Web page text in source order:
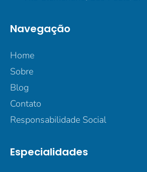
Navegação
Home
Sobre
Blog
Contato
Responsabilidade Social
Especialidades